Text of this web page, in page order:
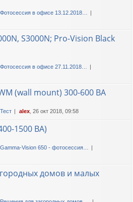
Фотосессия в офисе 13.12.2018…
S3000N; Pro-Vision Black
Фотосессия в офисе 27.11.2018…
(wall mount) 300-600 ВА
Тест alex , 26 окт 2018, 09:58
1500 ВА)
Gamma-Vision 650 - фотосессия…
домов и малых